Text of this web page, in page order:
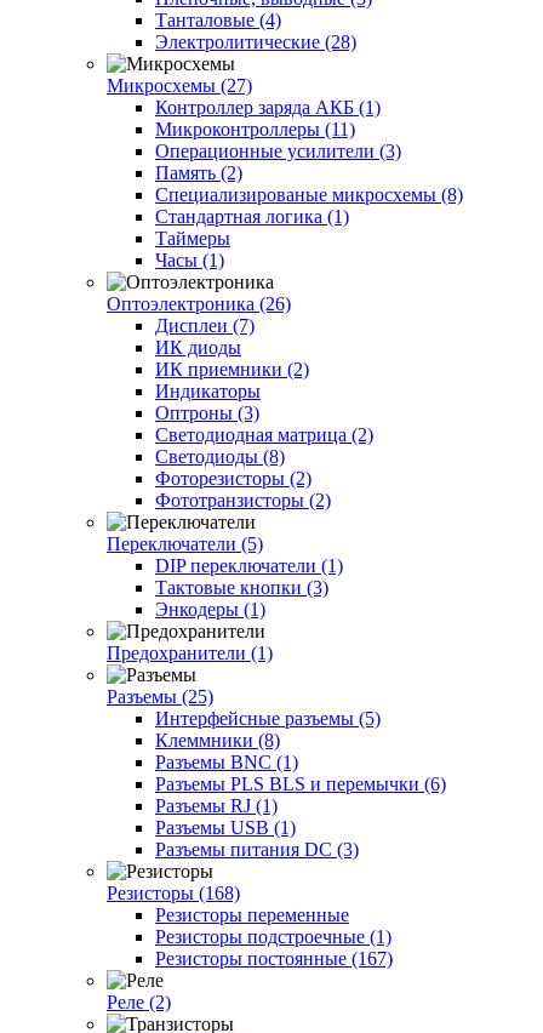
Танталовые (4)
Электролитические (28)
Микросхемы (27)
Контроллер заряда АКБ (1)
Микроконтроллеры (11)
Операционные усилители (3)
Память (2)
Специализированые микросхемы (8)
Стандартная логика (1)
Таймеры
Часы (1)
Оптоэлектроника (26)
Дисплеи (7)
ИК диоды
ИК приемники (2)
Индикаторы
Оптроны (3)
Светодиодная матрица (2)
Светодиоды (8)
Фоторезисторы (2)
Фототранзисторы (2)
Переключатели (5)
DIP переключатели (1)
Тактовые кнопки (3)
Энкодеры (1)
Предохранители (1)
Разъемы (25)
Интерфейсные разъемы (5)
Клеммники (8)
Разъемы BNC (1)
Разъемы PLS BLS и перемычки (6)
Разъемы RJ (1)
Разъемы USB (1)
Разъемы питания DC (3)
Резисторы (168)
Резисторы переменные
Резисторы подстроечные (1)
Резисторы постоянные (167)
Реле (2)